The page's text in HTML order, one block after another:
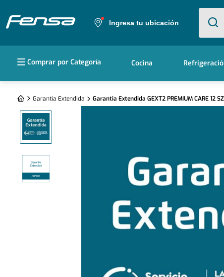
Ingresa tu ubicación
¿Qué
1. cocina 5 platos
3. bottom freezer
4. refrigerador no frost
secadora
Comprar por Categoría Cocina
Garantía Extendida Garantia Extendida GEXT2 PREMIUM CARE 12